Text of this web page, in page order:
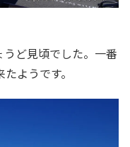
ど見頃でした。一番
ようです。